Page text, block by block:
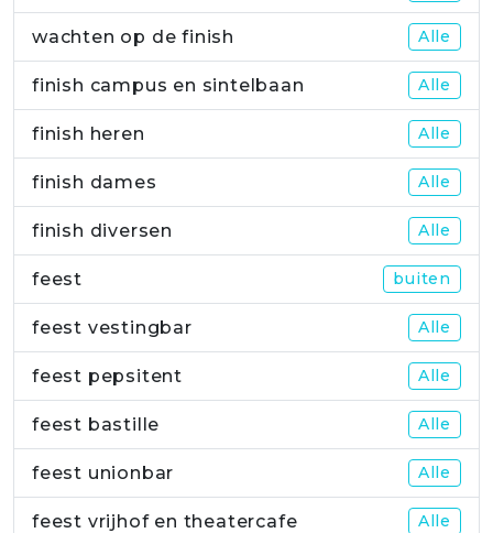
wachten op de finish Alle
finish campus en sintelbaan Alle
finish heren Alle
finish dames Alle
finish diversen Alle
feest buiten
feest vestingbar Alle
feest pepsitent Alle
feest bastille Alle
feest unionbar Alle
feest vrijhof en theatercafe Alle